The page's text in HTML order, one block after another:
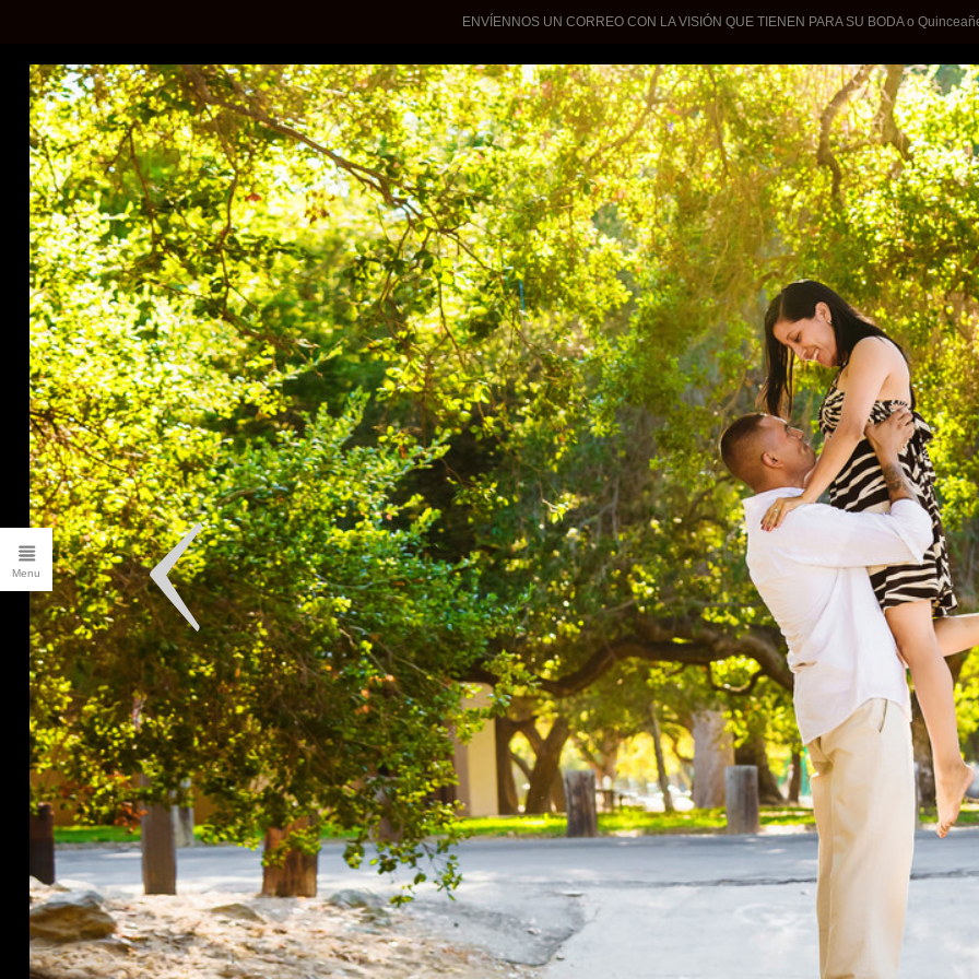
WEDDINGS
QUINCEANERAS
ENGAGEMENTS
PHOTOSHOTS
About Me
Contact
CLIENT LOGIN
FILMS
ALBUMS
Blog
ENVÍENNOS UN CORREO CON LA VISIÓN QUE TIENEN PARA SU BODA o